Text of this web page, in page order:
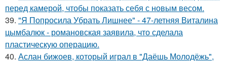
перед камерой, чтобы показать себя с новым весом.
39. "Я Попросила Убрать Лишнее" - 47-летняя Виталина
цымбалюк - романовская заявила, что сделала
пластическую операцию.
40. Аслан бижоев, который играл в "Даёшь Молодёжь",